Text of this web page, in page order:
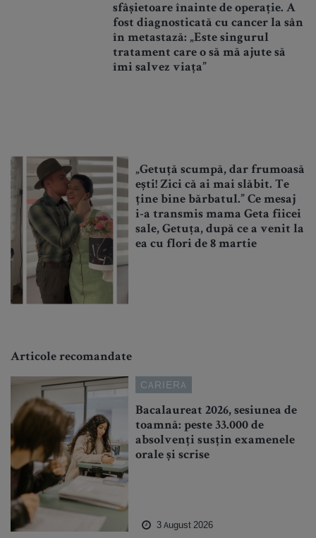
sfâșietoare înainte de operație. A
fost diagnosticată cu cancer la sân
în metastază: „Este singurul
tratament care o să mă ajute să
îmi salvez viața”
„Getuță scumpă, dar frumoasă
ești! Zici că ai mai slăbit. Te
ține bine bărbatul.” Ce mesaj
i-a transmis mama Geta fiicei
sale, Getuța, după ce a venit la
ea cu flori de 8 martie
Articole recomandate
CARIERA
Bacalaureat 2026, sesiunea de
toamnă: peste 33.000 de
absolvenți susțin examenele
orale și scrise
3 August 2026